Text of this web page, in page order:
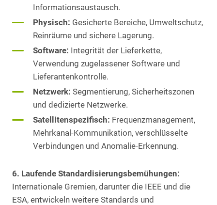
Informationsaustausch.
Physisch: Gesicherte Bereiche, Umweltschutz,
Reinräume und sichere Lagerung.
Software: Integrität der Lieferkette,
Verwendung zugelassener Software und
Lieferantenkontrolle.
Netzwerk: Segmentierung, Sicherheitszonen
und dedizierte Netzwerke.
Satellitenspezifisch: Frequenzmanagement,
Mehrkanal-Kommunikation, verschlüsselte
Verbindungen und Anomalie-Erkennung.
6. Laufende Standardisierungsbemühungen:
Internationale Gremien, darunter die IEEE und die
ESA, entwickeln weitere Standards und